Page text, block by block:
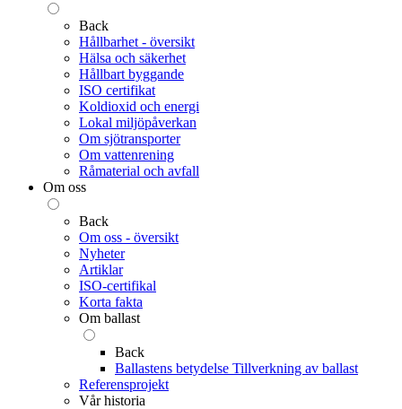
Back
Hållbarhet - översikt
Hälsa och säkerhet
Hållbart byggande
ISO certifikat
Koldioxid och energi
Lokal miljöpåverkan
Om sjötransporter
Om vattenrening
Råmaterial och avfall
Om oss
Back
Om oss - översikt
Nyheter
Artiklar
ISO-certifikal
Korta fakta
Om ballast
Back
Ballastens betydelse Tillverkning av ballast
Referensprojekt
Vår historia